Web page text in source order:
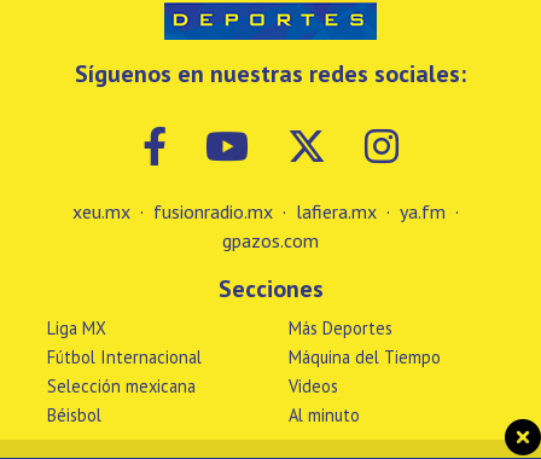
Síguenos en nuestras redes sociales:
xeu.mx · fusionradio.mx · lafiera.mx · ya.fm ·
gpazos.com
Secciones
Liga MX
Fútbol Internacional
Selección mexicana
Béisbol
Más Deportes
Máquina del Tiempo
Videos
Al minuto